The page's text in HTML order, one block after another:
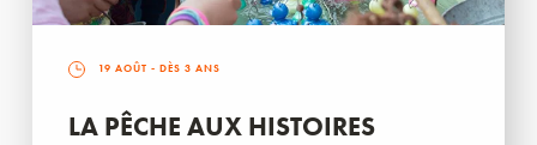
19 AOÛT - DÈS 3 ANS
LA PÊCHE AUX HISTOIRES